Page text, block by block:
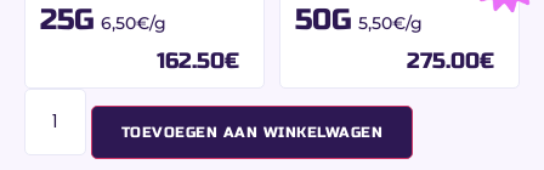
25G 6,50€/g
162.50€
50G 5,50€/g
275.00€
TOEVOEGEN AAN WINKELWAGEN